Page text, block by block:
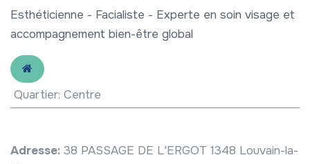
Esthéticienne - Facialiste - Experte en soin visage et
accompagnement bien-être global
Quartier: Centre
Adresse: 38 PASSAGE DE L'ERGOT 1348 Louvain-la-